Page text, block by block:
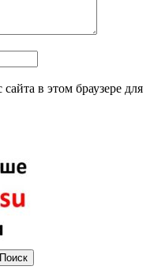
в этом браузере для